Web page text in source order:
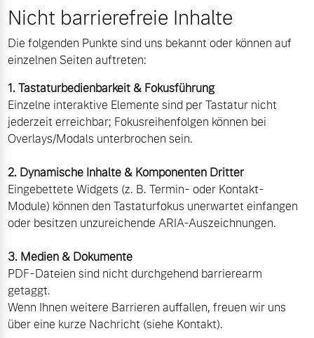
Sofort verfügbare Fahrzeuge
Editionsmodelle
Jetzt kennenlernen
direkt an.
Mehr erfahren
Frühjahrscheck
Entdecken Sie unsere
saisonalen Angebote.
Mehr erfahren
Finanzierung & Leasing
Versicherung
Nicht barrierefreie Inhalte
Die folgenden Punkte sind uns bekannt oder können auf
einzelnen Seiten auftreten:
1. Tastaturbedienbarkeit & Fokusführung
Einzelne interaktive Elemente sind per Tastatur nicht
jederzeit erreichbar; Fokusreihenfolgen können bei
Overlays/Modals unterbrochen sein.
2. Dynamische Inhalte & Komponenten Dritter
Eingebettete Widgets (z. B. Termin- oder Kontakt-
Module) können den Tastaturfokus unerwartet einfangen
oder besitzen unzureichende ARIA-Auszeichnungen.
3. Medien & Dokumente
PDF-Dateien sind nicht durchgehend barrierearm
getaggt.
Wenn Ihnen weitere Barrieren auffallen, freuen wir uns
über eine kurze Nachricht (siehe Kontakt).